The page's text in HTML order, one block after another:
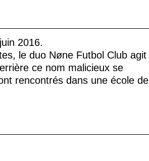
2016.
le duo Nøne Futbol Club agit
ce nom malicieux se
rencontrés dans une école de